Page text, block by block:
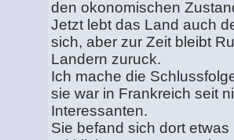
den okonomischen
Jetzt lebt das Land auch
sich, aber zur Zeit bleibt
Landern zuruck.
Ich mache die
sie war in Frankreich seit
Interessanten.
Sie befand sich dort etwas